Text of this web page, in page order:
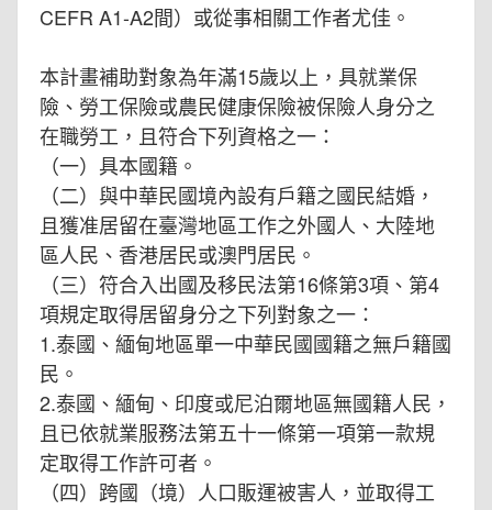
CEFR A1-A2間）或從事相關工作者尤佳。
本計畫補助對象為年滿15歲以上，具就業保
險、勞工保險或農民健康保險被保險人身分之
在職勞工，且符合下列資格之一：
（一）具本國籍。
（二）與中華民國境內設有戶籍之國民結婚，
且獲准居留在臺灣地區工作之外國人、大陸地
區人民、香港居民或澳門居民。
（三）符合入出國及移民法第16條第3項、第4
項規定取得居留身分之下列對象之一：
1.泰國、緬甸地區單一中華民國國籍之無戶籍國
民。
2.泰國、緬甸、印度或尼泊爾地區無國籍人民，
且已依就業服務法第五十一條第一項第一款規
定取得工作許可者。
（四）跨國（境）人口販運被害人，並取得工